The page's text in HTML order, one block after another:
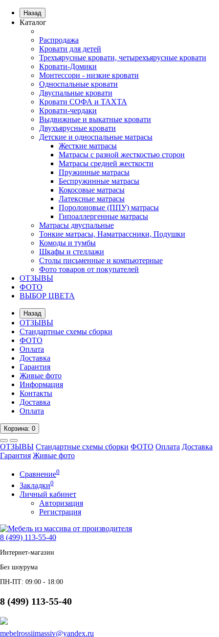
Назад
Каталог
Распродажа
Кровати для детей
Трехъярусные кровати, четырехъярусные кровати
Кровати-Домики
Монтессори - низкие кровати
Односпальные кровати
Двуспальные кровати
Кровати СОФА и ТАХТА
Кровати-чердаки
Выдвижные и выкатные кровати
Двухъярусные кровати
Детские и односпальные матрасы
Жесткие матрасы
Матрасы с разной жесткостью сторон
Матрасы средней жесткости
Пружинные матрасы
Беспружинные матрасы
Кокосовые матрасы
Латексные матрасы
Поролоновые (ППУ) матрасы
Гипоаллергенные матрасы
Матрасы двуспальные
Тонкие матрасы, Наматрассники, Подушки
Комоды и тумбы
Шкафы и стеллажи
Столы письменные и компьютерные
Фото товаров от покупателей
ОТЗЫВЫ
ФОТО
ВЫБОР ЦВЕТА
Назад
ОТЗЫВЫ
Стандартные схемы сборки
ФОТО
Оплата
Доставка
Гарантия
Живые фото
Информация
Контакты
Доставка
Оплата
Корзина: 0
ОТЗЫВЫ Стандартные схемы сборки ФОТО Оплата Доставка
Гарантия Живые фото
Сравнение0
Закладки0
Личный кабинет
Авторизация
Регистрация
8 (499) 113-55-40
Интернет-магазин
Без шоурума
ПН-ПТ: 09:00 - 18:00
8 (499) 113-55-40
mebelrossiimassiv@yandex.ru